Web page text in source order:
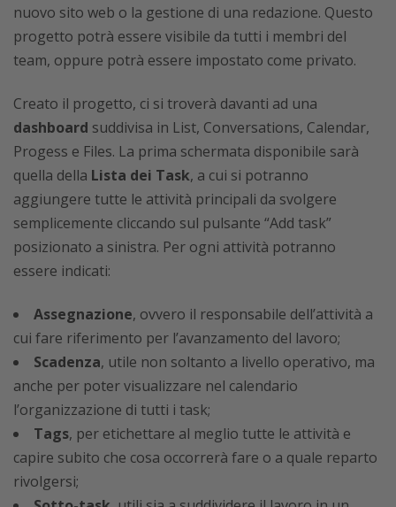
nuovo sito web o la gestione di una redazione. Questo
progetto potrà essere visibile da tutti i membri del
team, oppure potrà essere impostato come privato.
Creato il progetto, ci si troverà davanti ad una
dashboard suddivisa in List, Conversations, Calendar,
Progess e Files. La prima schermata disponibile sarà
quella della Lista dei Task, a cui si potranno
aggiungere tutte le attività principali da svolgere
semplicemente cliccando sul pulsante “Add task”
posizionato a sinistra. Per ogni attività potranno
essere indicati:
Assegnazione, ovvero il responsabile dell’attività a
cui fare riferimento per l’avanzamento del lavoro;
Scadenza, utile non soltanto a livello operativo, ma
anche per poter visualizzare nel calendario
l’organizzazione di tutti i task;
Tags, per etichettare al meglio tutte le attività e
capire subito che cosa occorrerà fare o a quale reparto
rivolgersi;